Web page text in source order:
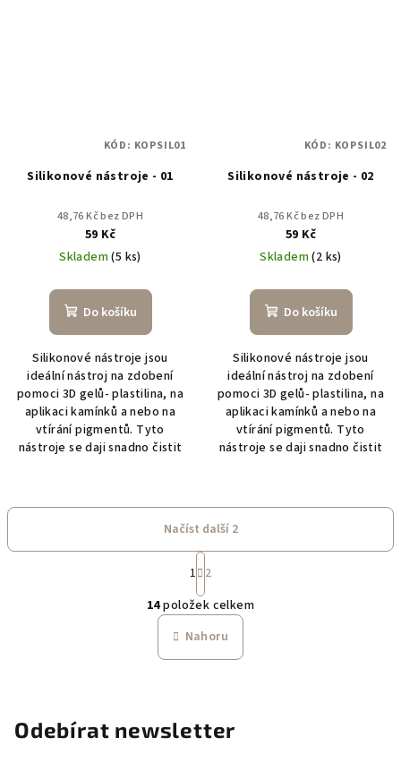
Silikonové nástroje - 01
48,76 Kč bez DPH
59 Kč
Skladem(5 ks)
Do košíku
Silikonové nástroje jsou
ideální nástroj na zdobení
pomoci 3D gelů- plastilina, na
aplikaci kamínků a nebo na
vtírání pigmentů. Tyto
nástroje se daji snadno čistit
KÓD: KOPSIL01
Silikonové nástroje - 02
48,76 Kč bez DPH
59 Kč
Skladem(2 ks)
Do košíku
Silikonové nástroje jsou
ideální nástroj na zdobení
pomoci 3D gelů- plastilina, na
aplikaci kamínků a nebo na
vtírání pigmentů. Tyto
nástroje se daji snadno čistit
KÓD: KOPSIL02
O
v
l
í
Načíst další 2
S
t
r
á
n
k
o
í
1 2
14položek celkem
Nahoru
Odebírat newsletter